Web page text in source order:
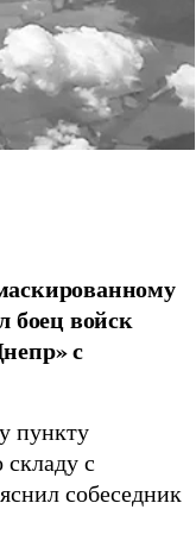
боец войск
с
пункту
с
собеседник